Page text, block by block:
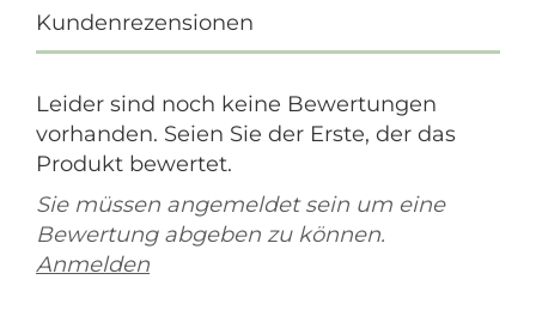
Kundenrezensionen
Leider sind noch keine Bewertungen
vorhanden. Seien Sie der Erste, der das
Produkt bewertet.
Sie müssen angemeldet sein um eine
Bewertung abgeben zu können.
Anmelden